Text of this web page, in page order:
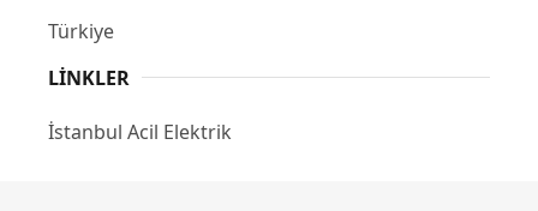
Türkiye
LINKLER
İstanbul Acil Elektrik